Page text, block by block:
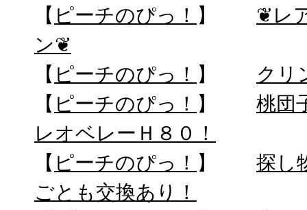
【 ピーチのぴっ！ 】 ❦レ
ン❦
【 ピーチのぴっ！ 】 クリ
【 ピーチのぴっ！ 】 桃団
レオベレーＨ８０！
【 ピーチのぴっ！ 】 探し
ごとも交換あり！